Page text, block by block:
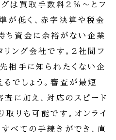
は買取手数料2％～とフ
が低く、赤字決算や税金
ち資金に余裕がない企業
リング会社です。2社間フ
相手に知られたくない企
でしょう。審査が最短
に加え、対応のスピード
取りも可能です。オンライ
べての手続きができ、直